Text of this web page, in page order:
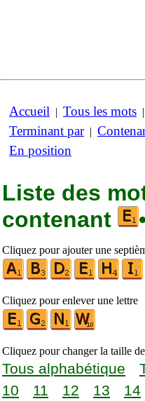
Accueil | Tous les mots |
Terminant par|
En position
Liste des
contenant
Cliquez pour ajouter une
Cliquez pour enlever une lettre
Cliquez pour changer la taille
Tous alphabétique
10
11 12 13 14